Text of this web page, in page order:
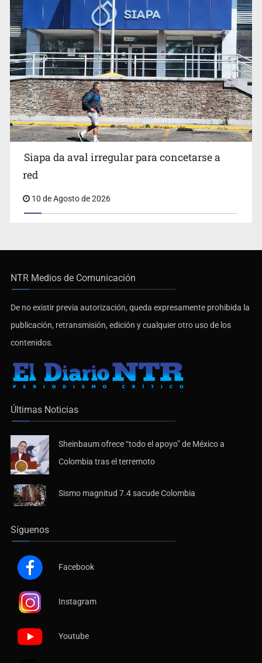
Siapa da aval irregular para concetarse a
red
10 de Agosto de 2026
NTR Medios de Comunicación
De no existir previa autorización, queda expresamente prohibida la
publicación, retransmisión, edición y cualquier otro uso de los
contenidos.
Últimas Noticias
Sheinbaum ofrece “todo el apoyo” de México a
Colombia tras el terremoto
Sismo magnitud 7.4 sacude Colombia
Síguenos
Facebook
Instagram
Youtube